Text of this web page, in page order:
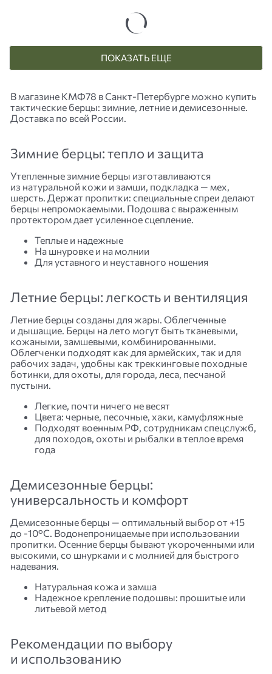
ПОКАЗАТЬ ЕЩЕ
В магазине КМФ78 вСанкт-Петербурге можно купить
тактические берцы: зимние, летние и демисезонные.
Доставка по всей России.
Зимние берцы: тепло и защита
Утепленные зимние берцы изготавливаются
из натуральной кожи и замши, подкладка — мех,
шерсть. Держат пропитки: специальные спреи делают
берцы непромокаемыми. Подошва с выраженным
протектором дает усиленное сцепление.
Теплые и надежные
На шнуровке и на молнии
Для уставного и неуставного ношения
Летние берцы: легкость и вентиляция
Летние берцы созданы для жары. Облегченные
и дышащие. Берцы на лето могут быть тканевыми,
кожаными, замшевыми, комбинированными.
Облегченки подходят как для армейских, так и для
рабочих задач, удобны как треккинговые походные
ботинки, для охоты, для города, леса, песчаной
пустыни.
Легкие, почти ничего не весят
Цвета: черные, песочные, хаки, камуфляжные
Подходят военным РФ, сотрудникам спецслужб,
для походов, охоты и рыбалки в теплое время
года
Демисезонные берцы:
универсальность и комфорт
Демисезонные берцы — оптимальный выбор от +15
до -10°C. Водонепроницаемые при использовании
пропитки. Осенние берцы бывают укороченными или
высокими, со шнурками и с молнией для быстрого
надевания.
Натуральная кожа и замша
Надежное крепление подошвы: прошитые или
литьевой метод
Рекомендации по выбору
и использованию